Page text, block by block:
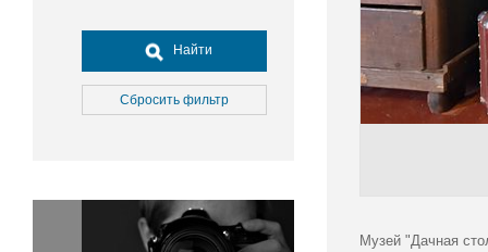
Досуг, туризм и отдых
Культура
Медицина
Окружающая среда
Политика
Найти
Сбросить фильтр
Музей "Дачная